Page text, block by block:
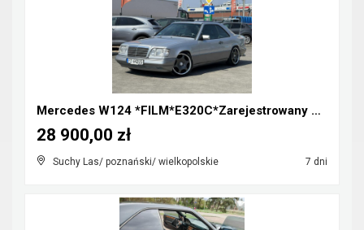
Mercedes W124 *FILM*E320C*Zarejestrowany w Polsce*...
Suchy Las/ poznański/ wielkopolskie 7 dni
28 900,00 zł